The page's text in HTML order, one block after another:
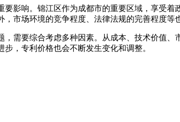
影响。锦江区作为成都市的重要区域，享受
市场环境的竞争程度、法律法规的完善程度等
需要综合考虑多种因素。从成本、技术价值
，专利价格也会不断发生变化和调整。